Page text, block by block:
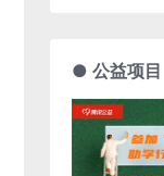
● 公益项目